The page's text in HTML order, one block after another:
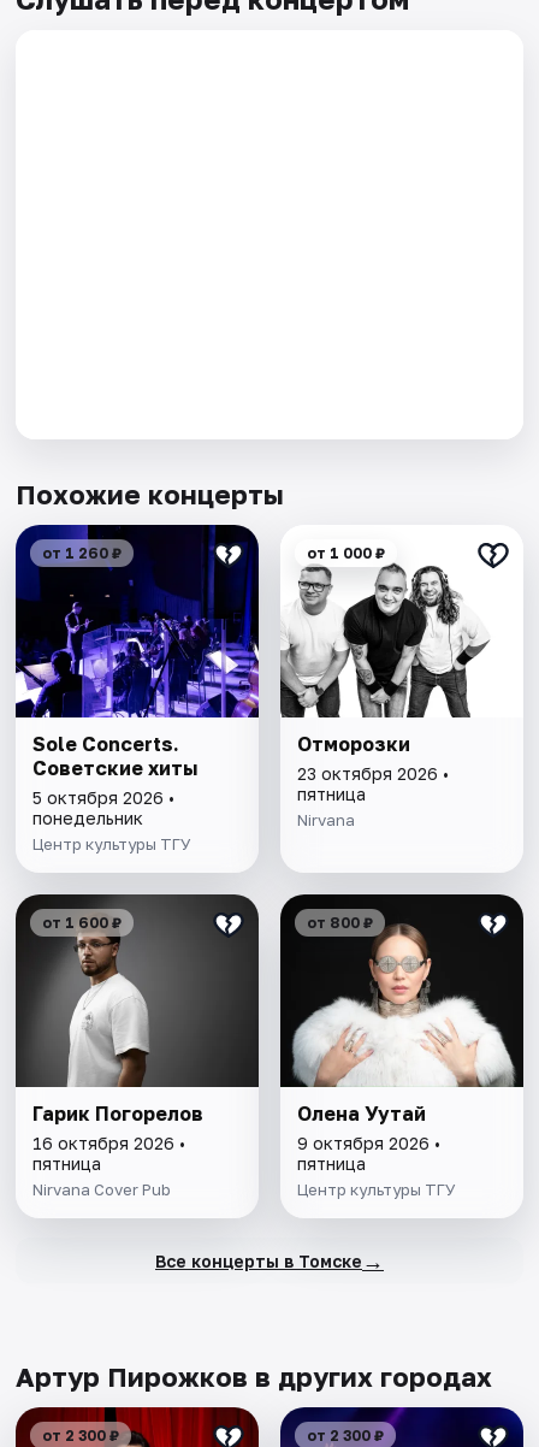
Похожие концерты
от 1 260 ₽
Sole Concerts.
Советские хиты
5 октября 2026 •
понедельник
Центр культуры ТГУ
от 1 000 ₽
Отморозки
23 октября 2026 •
пятница
Nirvana
от 1 600 ₽
Гарик Погорелов
16 октября 2026 •
пятница
Nirvana Cover Pub
от 800 ₽
Олена Уутай
9 октября 2026 •
пятница
Центр культуры ТГУ
Все концерты в Томске →
Артур Пирожков в других городах
от 2 300 ₽ от 2 300 ₽